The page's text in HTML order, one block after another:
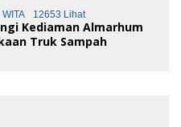
12653 Lihat
Kediaman Almarhum
Truk Sampah